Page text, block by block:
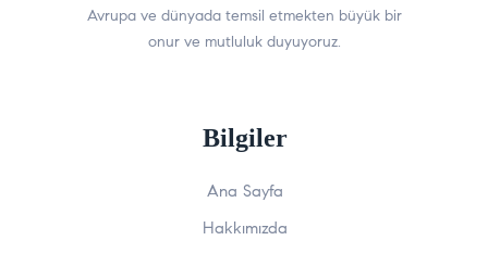
Avrupa ve dünyada temsil etmekten büyük bir
onur ve mutluluk duyuyoruz.
Bilgiler
Ana Sayfa
Hakkımızda